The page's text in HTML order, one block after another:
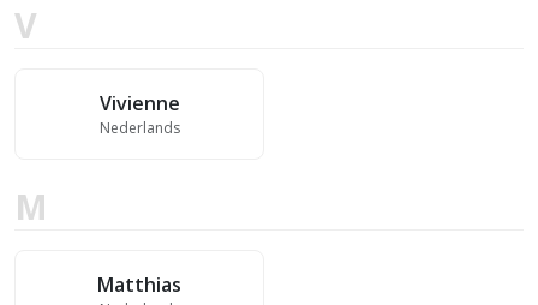
V
Vivienne
Nederlands
M
Matthias